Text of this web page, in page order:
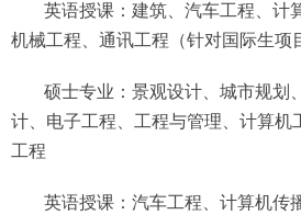
英语授课：建筑、汽车工程、计
机械工程、通讯工程（针对国际生项
硕士专业：景观设计、城市规划
计、电子工程、工程与管理、计算机
工程
英语授课：汽车工程、计算机传